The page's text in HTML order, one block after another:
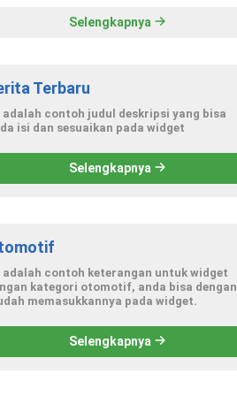
Selengkapnya
Terbaru
adalah contoh judul deskripsi yang bisa
isi dan sesuaikan pada widget
Selengkapnya
adalah contoh keterangan untuk widget
kategori otomotif, anda bisa dengan
memasukkannya pada widget.
Selengkapnya